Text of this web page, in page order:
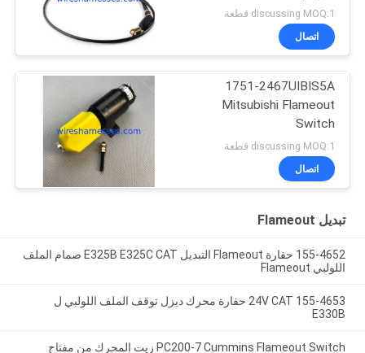
discussing MOQ:1 قطعة
اتصال
1751-2467UIBIS5A
Mitsubishi Flameout
Switch
discussing MOQ:1 قطعة
اتصال
تبديل Flameout
155-4652 حفارة Flameout التبديل E325B E325C CAT صمام الملف
اللولبي Flameout
155-4653 24V CAT حفارة محرك ديزل توقف الملف اللولبي ل
E330B
PC200-7 Cummins Flameout Switch زيت المحرك من مفتاح